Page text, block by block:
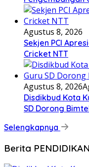
Agustus 8, 2026
Sekjen PCI
Cricket NTT
Agustus 8, 2026
Disdikbud Kota
SD Dorong
Selengkapnya
Berita PENDIDIKAN